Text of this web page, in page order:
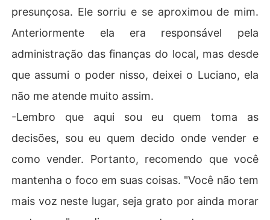
presunçosa. Ele sorriu e se aproximou de mim.
Anteriormente ela era responsável pela
administração das finanças do local, mas desde
que assumi o poder nisso, deixei o Luciano, ela
não me atende muito assim.
-Lembro que aqui sou eu quem toma as
decisões, sou eu quem decido onde vender e
como vender. Portanto, recomendo que você
mantenha o foco em suas coisas. "Você não tem
mais voz neste lugar, seja grato por ainda morar